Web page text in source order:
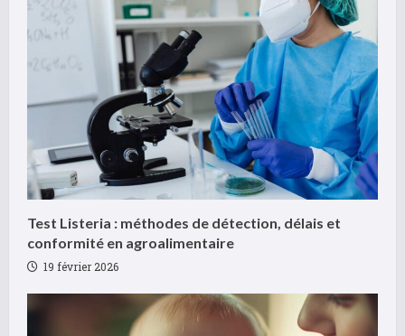
t
e
R
e
a
d
Test Listeria : méthodes de détection, délais et
conformité en agroalimentaire
19 février 2026